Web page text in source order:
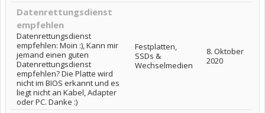
Datenrettungsdienst
empfehlen
Datenrettungsdienst
empfehlen: Moin :), Kann mir
jemand einen guten
Datenrettungsdienst
empfehlen? Die Platte wird
nicht im BIOS erkannt und es
liegt nicht an Kabel, Adapter
oder PC. Danke :)
Festplatten,
SSDs &
Wechselmedien
8. Oktober
2020